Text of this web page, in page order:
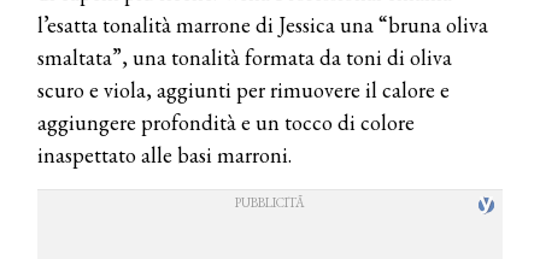
l’esatta tonalità marrone di Jessica una “bruna oliva
smaltata”, una tonalità formata da toni di oliva
scuro e viola, aggiunti per rimuovere il calore e
aggiungere profondità e un tocco di colore
inaspettato alle basi marroni.